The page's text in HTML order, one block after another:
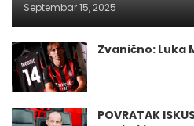
Septembar 15, 2025
Zvanično: Luka
POVRATAK